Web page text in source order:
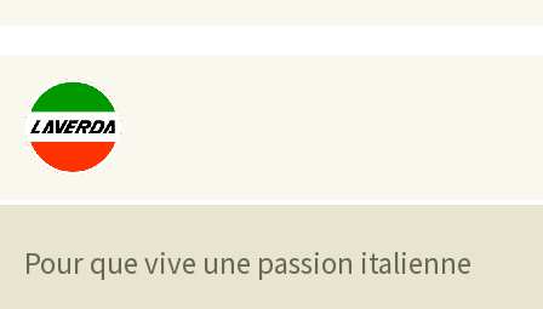
Pour que vive une passion italienne